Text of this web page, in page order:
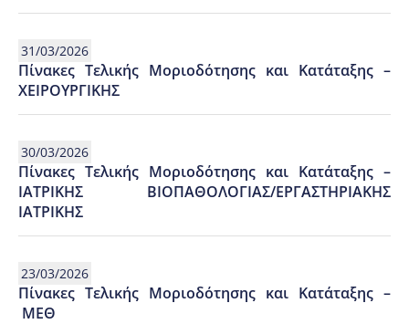
31/03/2026
Πίνακες Τελικής Μοριοδότησης και Κατάταξης –
ΧΕΙΡΟΥΡΓΙΚΗΣ
30/03/2026
Πίνακες Τελικής Μοριοδότησης και Κατάταξης –
ΙΑΤΡΙΚΗΣ ΒΙΟΠΑΘΟΛΟΓΙΑΣ/ΕΡΓΑΣΤΗΡΙΑΚΗΣ
ΙΑΤΡΙΚΗΣ
23/03/2026
Πίνακες Τελικής Μοριοδότησης και Κατάταξης –
ΜΕΘ